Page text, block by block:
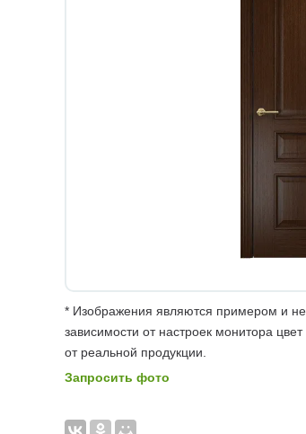
* Изображения являются примером и
зависимости от настроек монитора
от реальной продукции.
Запросить фото